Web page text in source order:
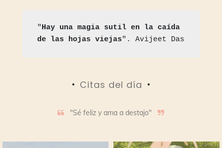
"Hay una magia sutil en la caída
de las hojas viejas". Avijeet Das
Citas del día
"Sé feliz y ama a destajo"